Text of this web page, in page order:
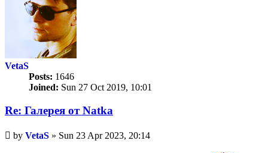
VetaS
Posts: 1646
Joined: Sun 27 Oct 2019, 10:01
Re: Галерея от Natka
Unread
post
by VetaS » Sun 23 Apr 2023, 20:14